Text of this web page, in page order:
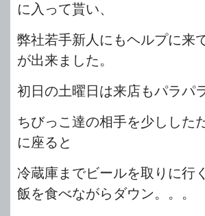
に入って貰い、
弊社若手新人にもヘルプに来
が出来ました。
初日の土曜日は来店もパラパ
ちびっこ達の相手を少しした
に座ると
冷蔵庫までビールを取りに行
飯を食べながらダウン。。。